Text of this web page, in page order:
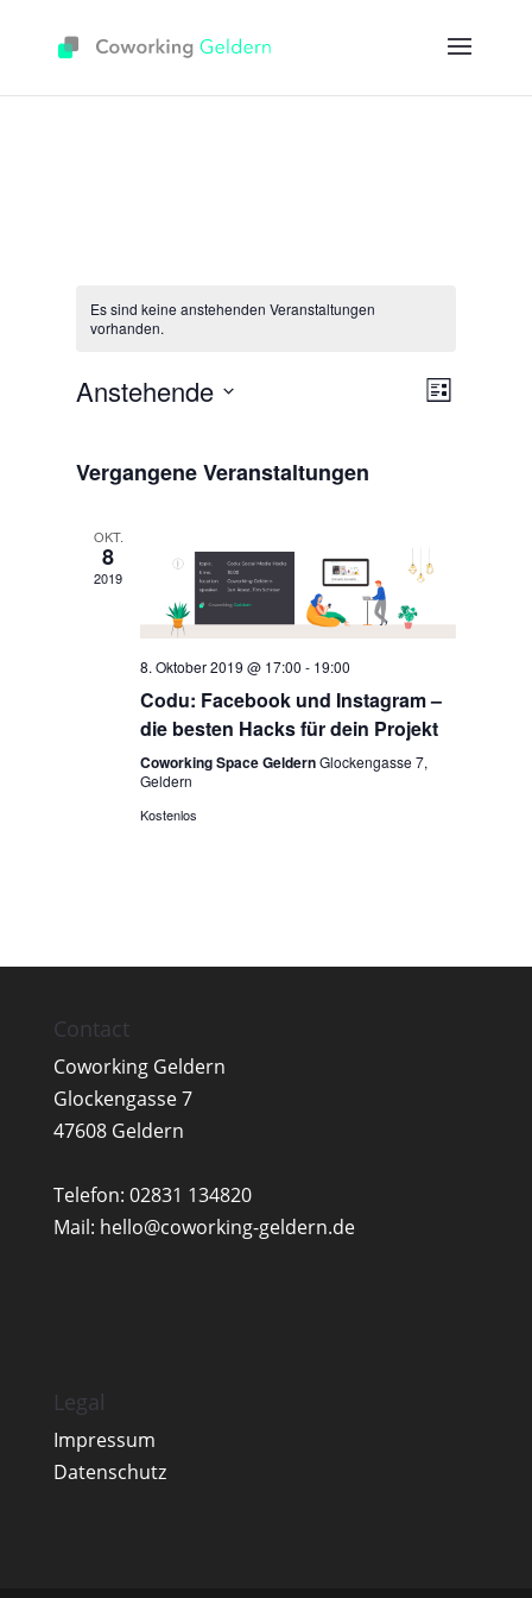
Es sind keine anstehenden Veranstaltungen
vorhanden.
Liste
Anstehende
Vergangene Veranstaltungen
OKT.
8
2019
8. Oktober 2019 @ 17:00 - 19:00
Codu: Facebook und Instagram –
die besten Hacks für dein Projekt
Coworking Space GeldernGlockengasse 7,
Geldern
Kostenlos
Contact
Coworking Geldern
Glockengasse 7
47608 Geldern
Telefon: 02831 134820
Mail: hello@coworking-geldern.de
Legal
Impressum
Datenschutz